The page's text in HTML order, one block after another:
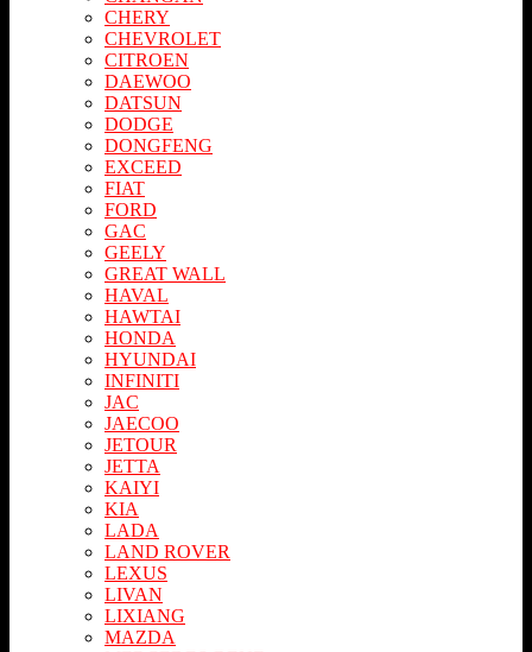
CHERY
CHEVROLET
CITROEN
DAEWOO
DATSUN
DODGE
DONGFENG
EXCEED
FIAT
FORD
GAC
GEELY
GREAT WALL
HAVAL
HAWTAI
HONDA
HYUNDAI
INFINITI
JAC
JAECOO
JETOUR
JETTA
KAIYI
KIA
LADA
LAND ROVER
LEXUS
LIVAN
LIXIANG
MAZDA